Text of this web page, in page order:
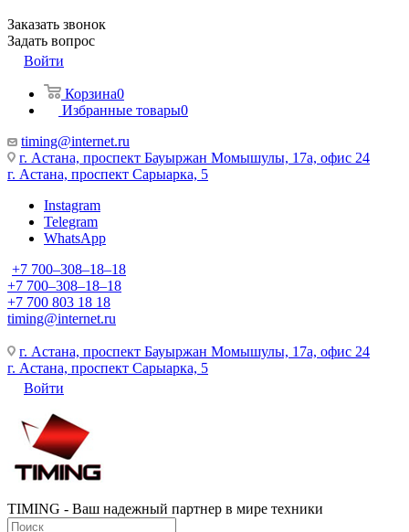
Заказать звонок
Задать вопрос
Войти
Корзина0
Избранные товары0
timing@internet.ru
г. Астана, проспект Бауыржан Момышулы, 17а, офис 24
г. Астана, проспект Сарыарка, 5
Instagram
Telegram
WhatsApp
+7 700‒308‒18‒18
+7 700‒308‒18‒18
+7 700 803 18 18
timing@internet.ru
г. Астана, проспект Бауыржан Момышулы, 17а, офис 24
г. Астана, проспект Сарыарка, 5
Войти
TIMING - Ваш надежный партнер в мире техники